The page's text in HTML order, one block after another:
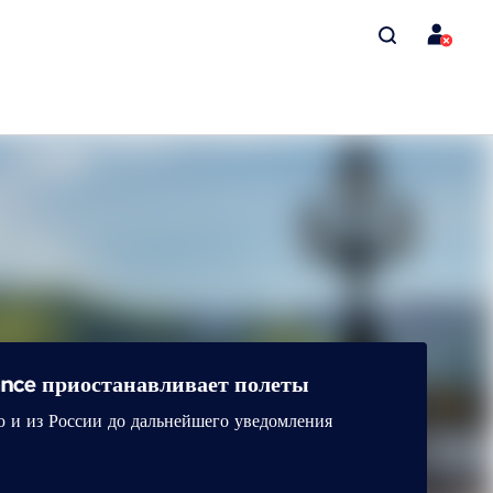
приостанавливает полеты
и из России до дальнейшего уведомления